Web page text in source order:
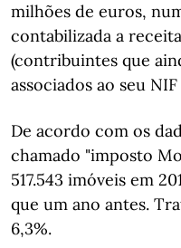
milhões de euros,
contabilizada a
(contribuintes que
associados ao seu
De acordo com os
chamado "imposto
517.543 imóveis em
que um ano antes.
6,3%.